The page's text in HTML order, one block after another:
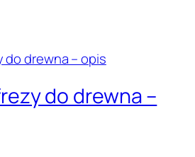
do drewna –